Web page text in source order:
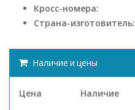
Кросс-номера:
Страна-изготовитель:
Наличие и цены
Цена Наличие